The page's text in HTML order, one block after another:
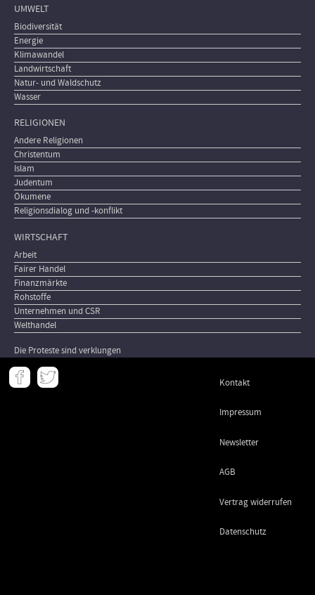
UMWELT
Biodiversität
Energie
Klimawandel
Landwirtschaft
Natur- und Waldschutz
Wasser
RELIGIONEN
Andere Religionen
Christentum
Islam
Judentum
Ökumene
Religionsdialog und -konflikt
WIRTSCHAFT
Arbeit
Fairer Handel
Finanzmärkte
Rohstoffe
Unternehmen und CSR
Welthandel
Die Proteste sind verklungen
Meta
- Kontakt
Impressum
Newsletter
AGB
Vertrag widerrufen
Datenschutz